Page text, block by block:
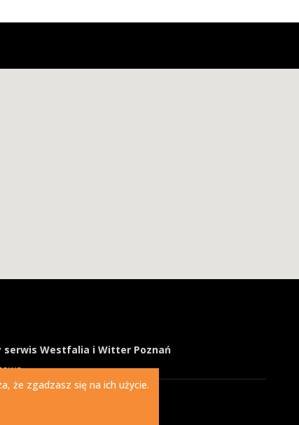
Westfalia i Witter Poznań
że zgadzasz się na ich użycie.